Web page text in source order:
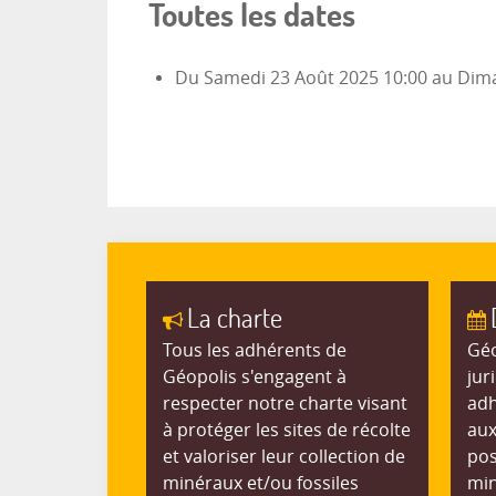
Toutes les dates
Du Samedi 23 Août 2025 10:00 au
La charte
Tous les adhérents de
Géopolis s'engagent à
respecter notre charte visant
à protéger les sites de récolte
et valoriser leur collection de
minéraux et/ou fossiles